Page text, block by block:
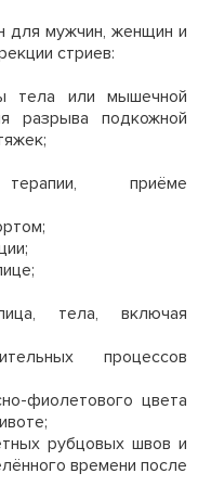
для мужчин, женщин и
стриев:
тела или мышечной
разрыва подкожной
приёме
тела, включая
процессов
фиолетового цвета
рубцовых швов и
времени после